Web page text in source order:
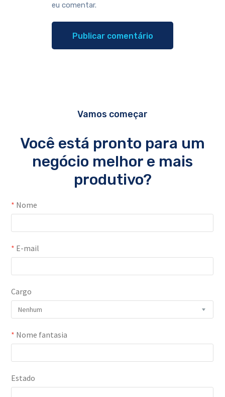
eu comentar.
Vamos começar
Você está pronto para um
negócio melhor e mais
produtivo?